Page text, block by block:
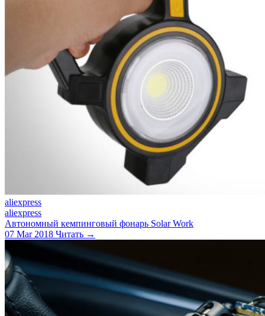
aliexpress
aliexpress
Автономный кемпинговый фонарь Solar Work
07 Mar 2018 Читать →